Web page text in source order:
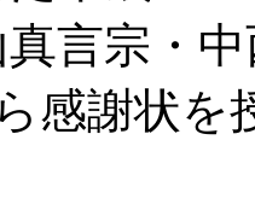
言宗・
感謝状を